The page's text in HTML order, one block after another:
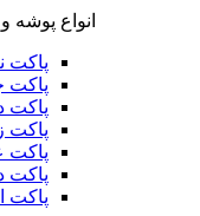
انواع
پاکت
پاکت
پاکت
پاکت
پاکت
پاکت
پاکت